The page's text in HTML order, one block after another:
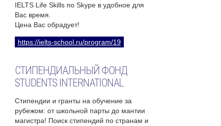
IELTS Life Skills по Skype в удобное для
Вас время.
Цена Вас обрадует!
https://ielts-school.ru/program/19
СТИПЕНДИАЛЬНЫЙ ФОНД
STUDENTS INTERNATIONAL
Стипендии и гранты на обучение за
рубежом: от школьной парты до мантии
магистра! Поиск стипендий по странам и